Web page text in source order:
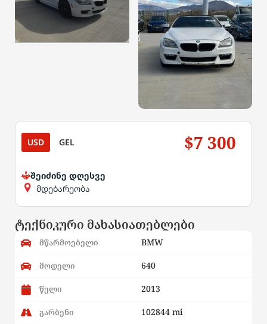
USD GEL $7 300
შეიძინე დღესვე
მდებარეობა
ტექნიკური მახასიათებლები
მწარმოებელი BMW
მოდელი 640
წელი 2013
გარბენი 102844 mi